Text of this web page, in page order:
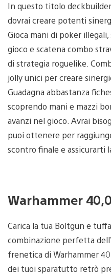
In questo titolo
dovrai creare potenti
Gioca mani di poker
gioco e scatena combo
di strategia roguelike.
jolly unici per creare
Guadagna abbastanza
scoprendo mani e mazzi
avanzi nel gioco. Avrai
puoi ottenere per
scontro finale e assicurarti
Warhammer
Carica la tua Boltgun e
combinazione perfetta
frenetica di Warhammer
dei tuoi sparatutto retrò